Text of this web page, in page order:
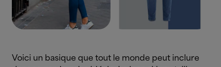
Voici un basique que tout le monde peut inclure